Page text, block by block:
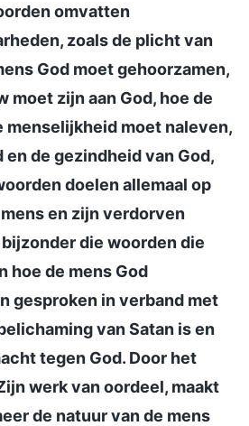
omvatten
zoals de plicht van
God moet gehoorzamen,
moet zijn aan God, hoe de
menselijkheid moet naleven,
de gezindheid van God,
doelen allemaal op
en zijn verdorven
die woorden die
hoe de mens God
gesproken in verband met
van Satan is en
tegen God. Door het
werk van oordeel, maakt
de natuur van de mens